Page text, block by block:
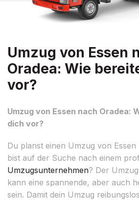
Umzug von Essen
Oradea: Wie
vor?
Umzug von Essen nach Oradea:
dich vor?
Du planst einen Umzug von Essen
bist auf der Suche nach einem
Umzugsunternehmen? Der
kann eine spannende, aber auch
sein. Damit dein Umzug